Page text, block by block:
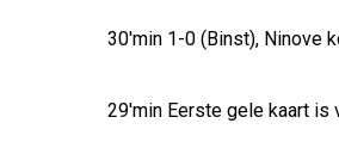
30'min 1-0 (Binst), Ninove
29'min Eerste gele kaart is